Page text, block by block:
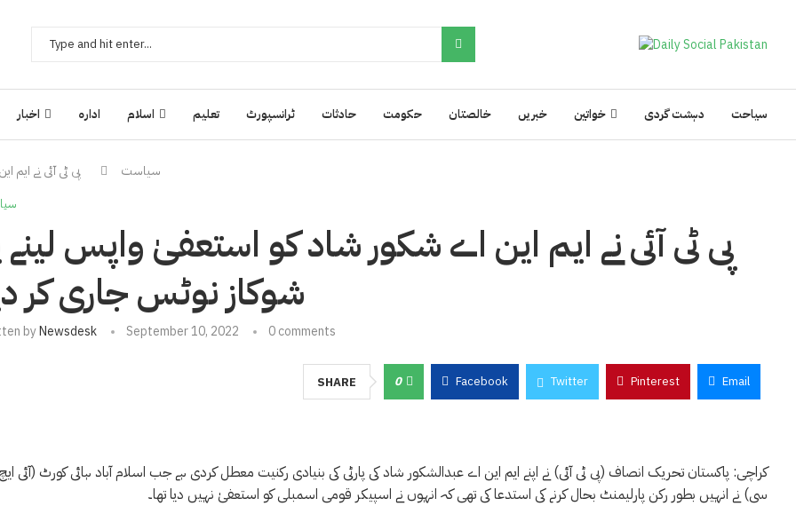
اخبار ادارہ اسلام تعلیم ٹرانسپورٹ حادثات حکومت خالصتان خبریں خواتین دہشت گردی سیاحت
سیاست پی ٹی آئی نے
پی ٹی آئی نے ایم این اے شکور شاد کو استعفیٰ واپس لینے
شوکاز نوٹس جاری کر
byNewsdesk September 10, 2022 0 comments
SHARE 0 Facebook Twitter Pinterest Email
کراچی: پاکستان تحریک انصاف (پی ٹی آئی) نے اپنے ایم این اے عبدالشکور شاد کی پارٹی کی بنیادی رکنیت معطل کردی ہے جب اسلام آباد ہائی کورٹ (آئی
سی) نے انہیں بطور رکن پارلیمنٹ بحال کرنے کی استدعا کی تھی کہ انہوں نے اسپیکر قومی اسمبلی کو استعفیٰ نہیں دیا تھا۔